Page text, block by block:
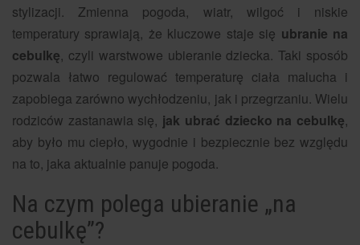
stylizacji. Zmienna pogoda, wiatr, wilgoć i niskie
temperatury sprawiają, że kluczowe staje się ubranie na
cebulkę, czyli warstwowe ubieranie dziecka. Taki sposób
pozwala łatwo regulować temperaturę ciała malucha i
zapobiega zarówno wychłodzeniu, jak i przegrzaniu. Wielu
rodziców zastanawia się, jak ubrać dziecko na cebulkę,
aby było mu ciepło, wygodnie i bezpiecznie bez względu
na to, jaka aktualnie panuje pogoda.
Na czym polega ubieranie „na
cebulkę”?